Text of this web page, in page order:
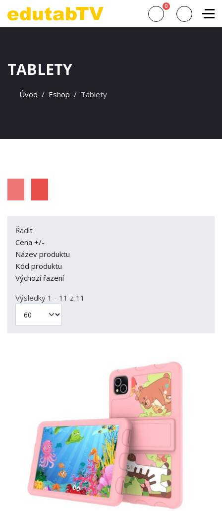
0
TABLETY
Úvod Eshop Tablety
Řadit
Cena +/-
Název produktu
Kód produktu
Výchozí řazení
Výsledky 1 - 11 z 11